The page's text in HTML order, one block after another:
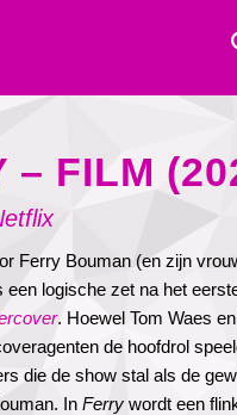
– FILM
Ferry Bouman (en zijn
een logische zet na het
. Hoewel Tom Waes
de hoofdrol
die de show stal als de
In Ferrywordt een